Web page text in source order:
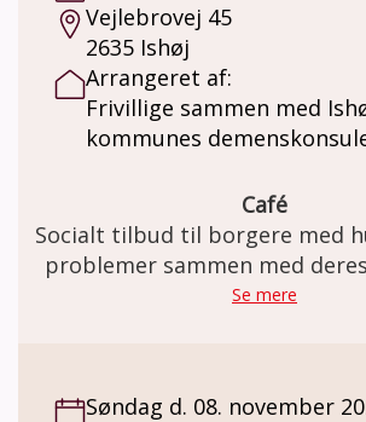
Vejlebrovej 45
2635 Ishøj
Arrangeret af:
Frivillige sammen med
kommunes
Café
Socialt tilbud til borgere med
problemer sammen med
Se mere
Søndag d. 08. november